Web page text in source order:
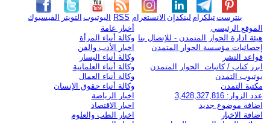
الفيسبوك التويتر اليوتيوب RSS الانستغرام لينكدإن تيلكرامبنترست
الموقع الرئيسي
هيئة ادارة الحوار المتمدن - للإتصال بنا
إحصائيات مؤسسة الحوار المتمدن
قواعد النشر
ابرز كتاب / كاتبات الحوار المتمدن
يوتيوب التمدن
مكتبة التمدن
عدد الزوار: 3,428,327,816
اضافة موضوع جديد
اضافة الاخبار
أخبار عامة
وكالة أنباء المرأة
اخبار الأدب والفن
وكالة أنباء اليسار
وكالة أنباء العلمانية
وكالة أنباء العمال
وكالة أنباء حقوق الإنسان
اخبار الرياضة
اخبار الاقتصاد
اخبار الطب والعلوم